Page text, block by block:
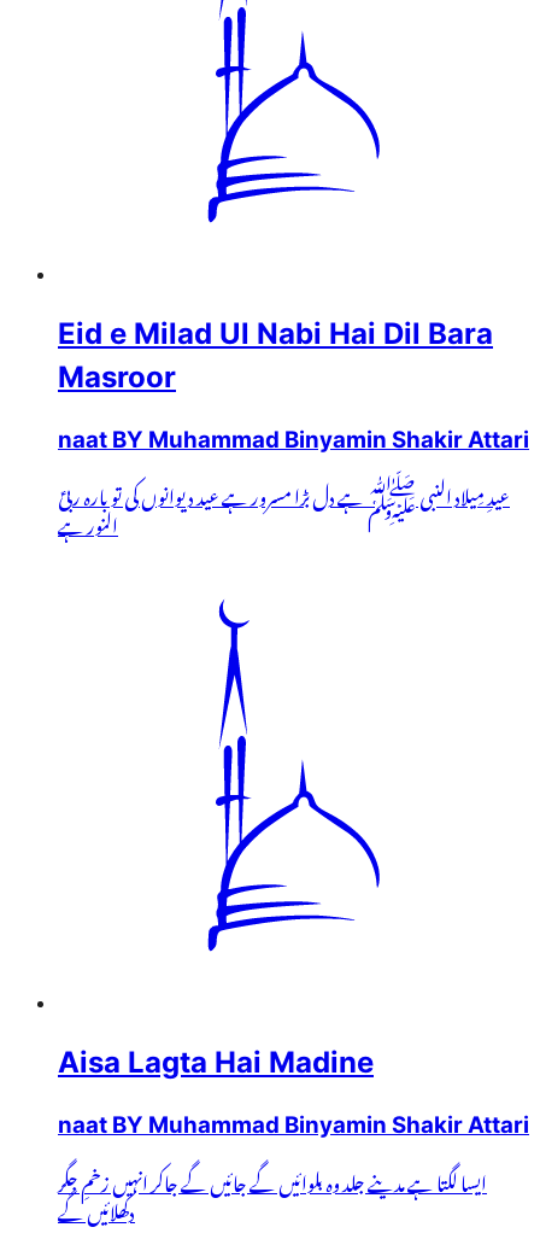
Eid e Milad Ul Nabi Hai Dil Bara
Masroor
naat BY Muhammad Binyamin Shakir Attari
عیدِ مِیلاد النبی ﷺ ہے دل بڑا مسرور ہے عید دیوانوں کی تو بارہ ربیؑ
النور ہے
Aisa Lagta Hai Madine
naat BY Muhammad Binyamin Shakir Attari
ایسا لگتا ہے مدینے جلد وہ بلوائیں گے جائیں گے جاکر انہیں زخمِ جگر
دکھلائیں گے